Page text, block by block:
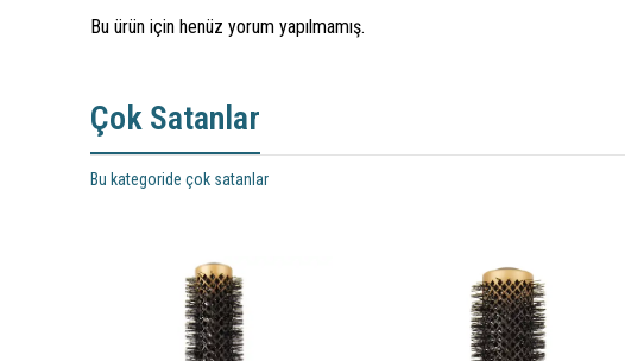
Bu ürün için henüz yorum yapılmamış.
Çok Satanlar
Bu kategoride çok satanlar